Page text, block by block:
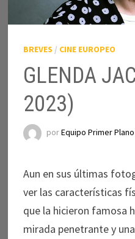
BREVES / CINE EUROPEO
GLENDA
2023)
porEquipo Primer Plano
Aun en sus últimas
ver las características
que la hicieron famosa
mirada penetrante y